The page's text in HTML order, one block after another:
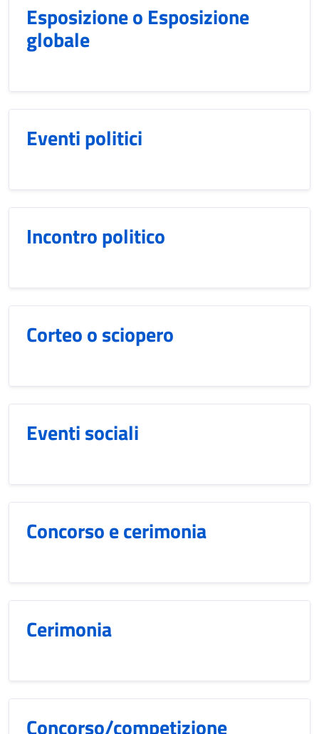
Esposizione o Esposizione
globale
Eventi politici
Incontro politico
Corteo o sciopero
Eventi sociali
Concorso e cerimonia
Cerimonia
Concorso/competizione